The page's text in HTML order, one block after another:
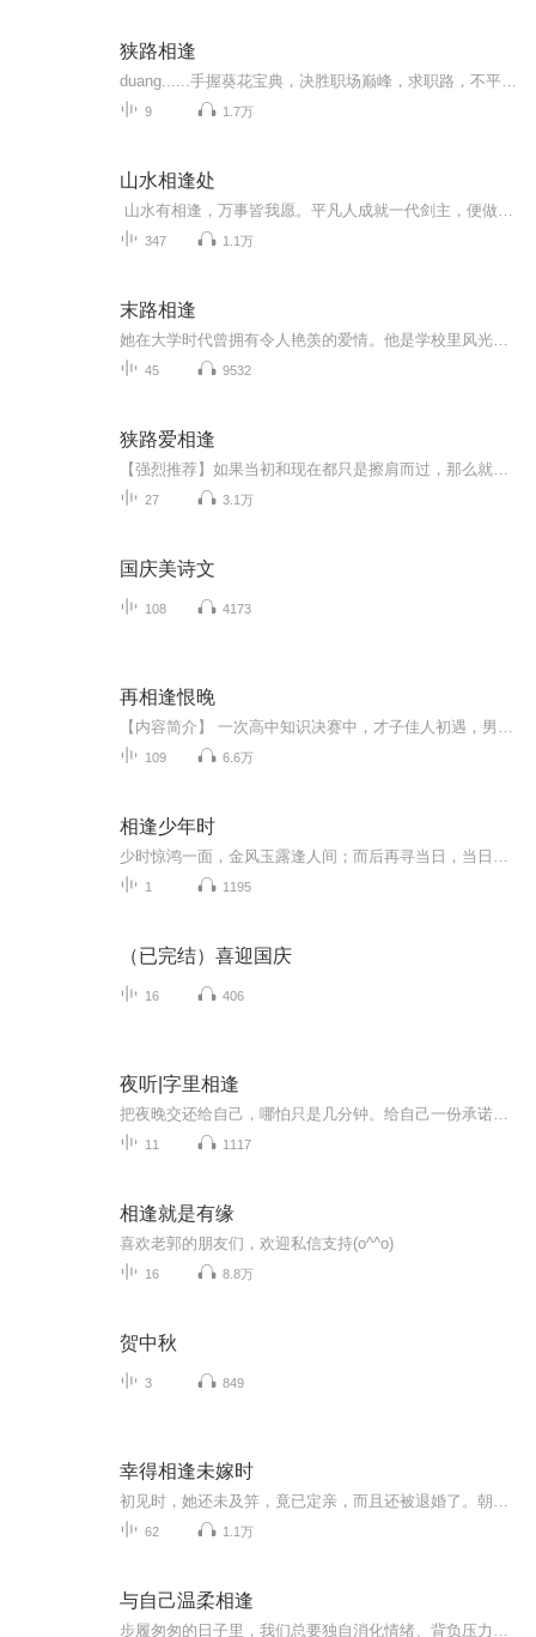
狭路相逢
9 1.7万
山水相逢处
347 1.1万
末路相逢
45 9532
狭路爱相逢
27 3.1万
国庆美诗文
108 4173
再相逢恨晚
109 6.6万
相逢少年时
1 1195
（已完结）喜迎国庆
16 406
夜听|字里相逢
11 1117
相逢就是有缘
喜欢老郭的朋友们，欢迎私信支持(o^^o)
16 8.8万
贺中秋
3 849
幸得相逢未嫁时
62 1.1万
与自己温柔相逢